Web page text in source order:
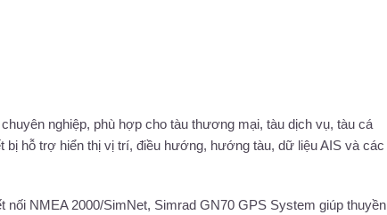
nghiệp, phù hợp cho tàu thương mại, tàu dịch vụ, tàu cá
hỗ trợ hiển thị vị trí, điều hướng, hướng tàu, dữ liệu AIS và các
NMEA 2000/SimNet, Simrad GN70 GPS System giúp thuyền